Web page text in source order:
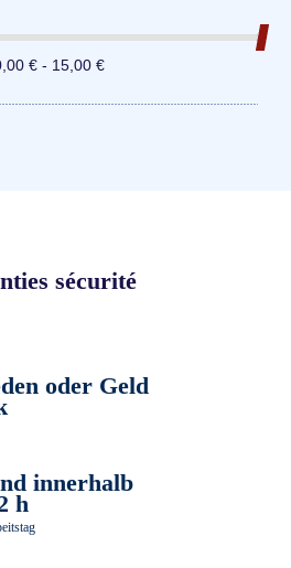
€ - 15,00 €
sécurité
oder Geld
innerhalb
h